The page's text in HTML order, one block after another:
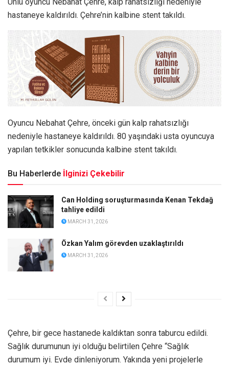
hastaneye kaldırıldı. Çehre’nin kalbine stent takıldı.
Oyuncu Nebahat Çehre, önceki gün kalp rahatsızlığı
nedeniyle hastaneye kaldırıldı. 80 yaşındaki usta oyuncuya
yapılan tetkikler sonucunda kalbine stent takıldı.
Bu Haberlerde İlginizi Çekebilir
Can Holding soruşturmasında Kenan Tekdağ
tahliye edildi
MARCH 31, 2026
Özkan Yalım görevden uzaklaştırıldı
MARCH 31, 2026
Çehre, bir gece hastanede kaldıktan sonra taburcu edildi.
Sağlık durumunun iyi olduğu belirtilen Çehre “Sağlık
durumum iyi. Evde dinleniyorum. Yakında yeni projelerle